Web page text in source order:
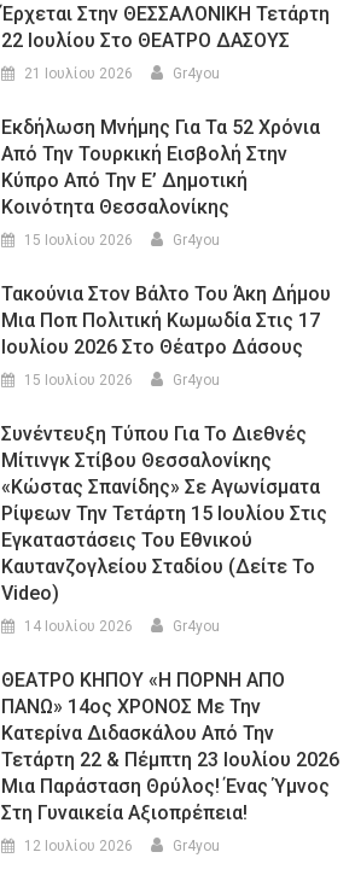
Έρχεται Στην ΘΕΣΣΑΛΟΝΙΚΗ Τετάρτη
22 Ιουλίου Στο ΘΕΑΤΡΟ ΔΑΣΟΥΣ
21 Ιουλίου 2026 Gr4you
Εκδήλωση Μνήμης Για Τα 52 Χρόνια
Από Την Τουρκική Εισβολή Στην
Κύπρο Από Την Ε’ Δημοτική
Κοινότητα Θεσσαλονίκης
15 Ιουλίου 2026 Gr4you
Τακούνια Στον Βάλτο Του Άκη Δήμου
Μια Ποπ Πολιτική Κωμωδία Στις 17
Ιουλίου 2026 Στο Θέατρο Δάσους
15 Ιουλίου 2026 Gr4you
Συνέντευξη Τύπου Για Το Διεθνές
Μίτινγκ Στίβου Θεσσαλονίκης
«Κώστας Σπανίδης» Σε Αγωνίσματα
Ρίψεων Την Τετάρτη 15 Ιουλίου Στις
Εγκαταστάσεις Του Εθνικού
Καυτανζογλείου Σταδίου (Δείτε Το
Video)
14 Ιουλίου 2026 Gr4you
ΘΕΑΤΡΟ ΚΗΠΟΥ «Η ΠΟΡΝΗ ΑΠΟ
ΠΑΝΩ» 14ος ΧΡΟΝΟΣ Με Την
Κατερίνα Διδασκάλου Από Την
Τετάρτη 22 & Πέμπτη 23 Ιουλίου 2026
Μια Παράσταση Θρύλος! Ένας Ύμνος
Στη Γυναικεία Αξιοπρέπεια!
12 Ιουλίου 2026 Gr4you